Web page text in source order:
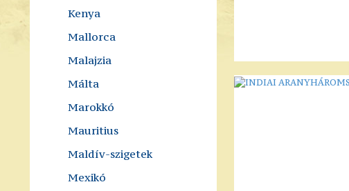
Kenya
Mallorca
Malajzia
Málta
Marokkó
Mauritius
Maldív-szigetek
Mexikó